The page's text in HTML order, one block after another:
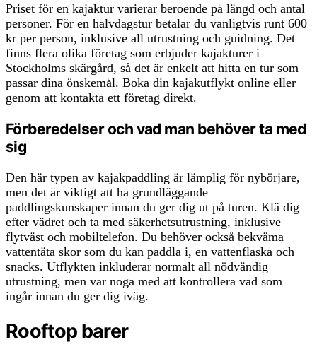
Priset för en kajaktur varierar beroende på längd och antal
personer. För en halvdagstur betalar du vanligtvis runt 600
kr per person, inklusive all utrustning och guidning. Det
finns flera olika företag som erbjuder kajakturer i
Stockholms skärgård, så det är enkelt att hitta en tur som
passar dina önskemål. Boka din kajakutflykt online eller
genom att kontakta ett företag direkt.
Förberedelser och vad man behöver ta med
sig
Den här typen av kajakpaddling är lämplig för nybörjare,
men det är viktigt att ha grundläggande
paddlingskunskaper innan du ger dig ut på turen. Klä dig
efter vädret och ta med säkerhetsutrustning, inklusive
flytväst och mobiltelefon. Du behöver också bekväma
vattentäta skor som du kan paddla i, en vattenflaska och
snacks. Utflykten inkluderar normalt all nödvändig
utrustning, men var noga med att kontrollera vad som
ingår innan du ger dig iväg.
Rooftop barer